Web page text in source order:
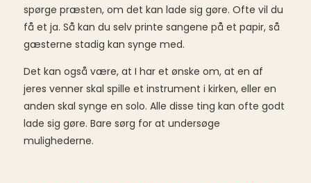
spørge præsten, om det kan lade sig gøre. Ofte vil du
få et ja. Så kan du selv printe sangene på et papir, så
gæsterne stadig kan synge med.
Det kan også være, at I har et ønske om, at en af
jeres venner skal spille et instrument i kirken, eller en
anden skal synge en solo. Alle disse ting kan ofte godt
lade sig gøre. Bare sørg for at undersøge
mulighederne.